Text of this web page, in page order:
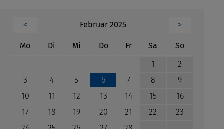
< Februar 2025 >
Montag Di enstag
Mi ttwochDonnerstag
FreitagSa mstagSonntag
1
2
3
4 5 6 7 8
9
10
11 12 13 14 15
16
17
18 19 20 21 22
23